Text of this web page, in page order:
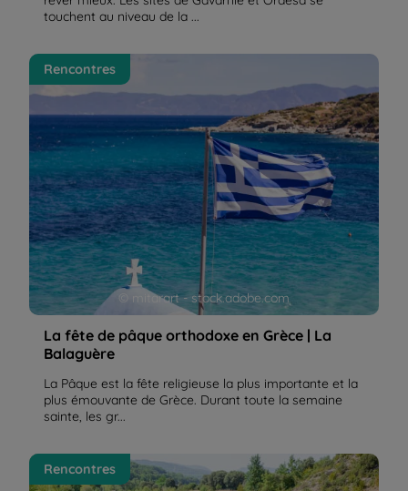
touchent au niveau de la ...
La fête de pâque orthodoxe en Grèce | La
Balaguère
© mitarart - stock.adobe.com
Rencontres
La fête de pâque orthodoxe en Grèce | La
Balaguère
La Pâque est la fête religieuse la plus importante et la
plus émouvante de Grèce. Durant toute la semaine
sainte, les gr...
Les sentiers de la Sierra de Guara en liberté, un pur
bonheur ! | La Balaguère
Rencontres